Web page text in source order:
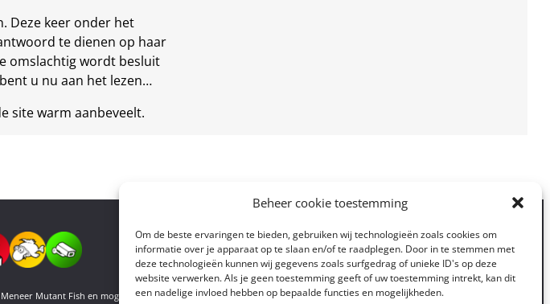
Beheer cookie toestemming
Om de beste ervaringen te bieden, gebruiken wij technologieën zoals cookies om
informatie over je apparaat op te slaan en/of te raadplegen. Door in te stemmen met
deze technologieën kunnen wij gegevens zoals surfgedrag of unieke ID's op deze
website verwerken. Als je geen toestemming geeft of uw toestemming intrekt, kan dit
een nadelige invloed hebben op bepaalde functies en mogelijkheden.
Deze keer onder het
te dienen op haar
omslachtig wordt besluit
u nu aan het lezen…
site warm aanbeveelt.
Mutant Fish en mogen worden overgenomen mits bronvermelding.